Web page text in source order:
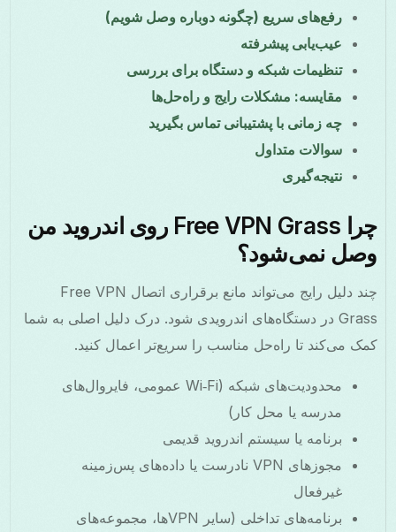
رفع‌های سریع (چگونه دوباره وصل شویم)
عیب‌یابی پیشرفته
تنظیمات شبکه و دستگاه برای بررسی
مقایسه: مشکلات رایج و راه‌حل‌ها
چه زمانی با پشتیبانی تماس بگیرید
سوالات متداول
نتیجه‌گیری
چرا Free VPN Grass روی اندروید من
وصل نمی‌شود؟
چند دلیل رایج می‌تواند مانع برقراری اتصال Free VPN
Grass در دستگاه‌های اندرویدی شود. درک دلیل اصلی به شما
کمک می‌کند تا راه‌حل مناسب را سریع‌تر اعمال کنید.
محدودیت‌های شبکه (Wi‑Fi عمومی، فایروال‌های
مدرسه یا محل کار)
برنامه یا سیستم اندروید قدیمی
مجوزهای VPN نادرست یا داده‌های پس‌زمینه
غیرفعال
برنامه‌های تداخلی (سایر VPN‌ها، مجموعه‌های